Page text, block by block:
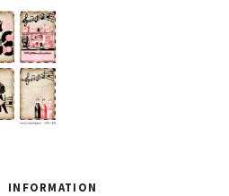
INFORMATION